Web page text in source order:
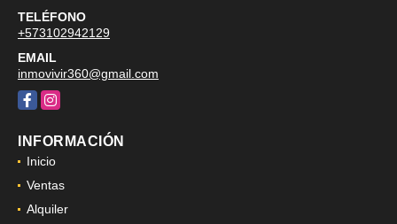
TELÉFONO
+573102942129
EMAIL
inmovivir360@gmail.com
FacebookInstagram
INFORMACIÓN
Inicio
Ventas
Alquiler